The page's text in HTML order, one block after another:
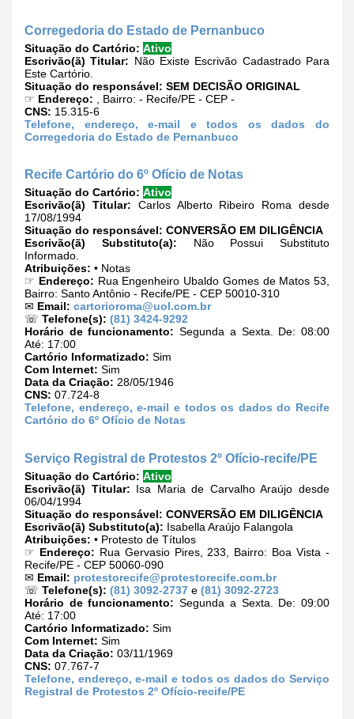
Corregedoria do Estado de Pernanbuco
Situação do Cartório: Ativo
Escrivão(ã) Titular: Não Existe Escrivão Cadastrado Para
Este Cartório.
Situação do responsável: SEM DECISÃO ORIGINAL
☞ Endereço: , Bairro: - Recife/PE - CEP -
CNS: 15.315-6
Telefone, endereço, e-mail e todos os dados do
Corregedoria do Estado de Pernanbuco
Recife Cartório do 6º Ofício de Notas
Situação do Cartório: Ativo
Escrivão(ã) Titular: Carlos Alberto Ribeiro Roma desde
17/08/1994
Situação do responsável: CONVERSÃO EM DILIGÊNCIA
Escrivão(ã) Substituto(a): Não Possui Substituto
Informado.
Atribuições: • Notas
☞ Endereço: Rua Engenheiro Ubaldo Gomes de Matos 53,
Bairro: Santo Antônio - Recife/PE - CEP 50010-310
✉ Email: cartorioroma@uol.com.br
☏ Telefone(s): (81) 3424-9292
Horário de funcionamento: Segunda a Sexta. De: 08:00
Até: 17:00
Cartório Informatizado: Sim
Com Internet: Sim
Data da Criação: 28/05/1946
CNS: 07.724-8
Telefone, endereço, e-mail e todos os dados do Recife
Cartório do 6º Ofício de Notas
Serviço Registral de Protestos 2º Ofício-recife/PE
Situação do Cartório: Ativo
Escrivão(ã) Titular: Isa Maria de Carvalho Araújo desde
06/04/1994
Situação do responsável: CONVERSÃO EM DILIGÊNCIA
Escrivão(ã) Substituto(a): Isabella Araújo Falangola
Atribuições: • Protesto de Títulos
☞ Endereço: Rua Gervasio Pires, 233, Bairro: Boa Vista -
Recife/PE - CEP 50060-090
✉ Email: protestorecife@protestorecife.com.br
☏ Telefone(s): (81) 3092-2737 e (81) 3092-2723
Horário de funcionamento: Segunda a Sexta. De: 09:00
Até: 17:00
Cartório Informatizado: Sim
Com Internet: Sim
Data da Criação: 03/11/1969
CNS: 07.767-7
Telefone, endereço, e-mail e todos os dados do Serviço
Registral de Protestos 2º Ofício-recife/PE